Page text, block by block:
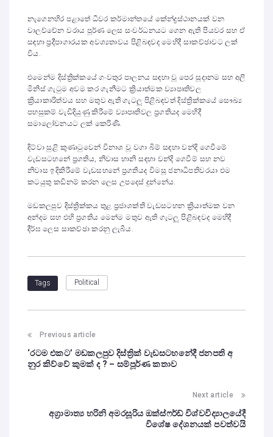
නැගෙනහිර පළාතේ ධීවර කර්මාන්තයේ කේන්ද්‍රස්ථානයක් වන
වාලච්චේන වරාය පූර්ණ ලෙස සංවර්ධනයට ගෙන ඇති පියවර සහ ඒ
සඳහා ප්‍රදීපාගාරයක අවශ්‍යතාවය පිළිබඳවද මෙහිදී සාකච්ඡාවට ලක්
විය.
එමෙන්ම දිස්ත්‍රික්කයේ ගංවතුර පාලනය සඳහා වූ පෙර සූදානම සහ අලි
මිනිස් ගැටුම අවම කර ගැනීමට ක්‍රියාත්මක ව්‍යාපෘතිවල
ක්‍රියාකාරිත්වය සහ මතුව ඇති ගැටලු පිළිබඳවත් දිස්ත්‍රික්කයේ සෞඛ්‍ය
පහසුකම් වැඩිදියුණු කිරීමේ ව්‍යාපෘතිවල ප්‍රගතියද මෙහිදී
සමාලෝචනයට ලක් කෙරිණි.
දිට්වා සුළි කුණාටුවෙන් විනාශ වූ වගා බිම් සඳහා වන්දි ගෙවීමේ
වැඩසටහනේ ප්‍රගතිය, නිවාස හානි සඳහා වන්දි ගෙවීම් සහ නව
නිවාස ඉදිකිරීමේ වැඩසහනේ ප්‍රගතියද විමසූ ජනාධිපතිවරයා එම
කටයුතු කඩිනම් කරන ලෙස උපදෙස් දුන්නේය.
මඩකලපුව දිස්ත්‍රික්කය තුළ ප්‍රජාශක්ති වැඩසටහන ක්‍රියාත්මක වන
අන්දම සහ එහි ප්‍රගතිය මෙන්ම මතුව ඇති ගැටලු පිළිබඳවද මෙහිදී
දීර්ඝ ලෙස සාකච්ඡා කරනු ලැබීය.
Tags Political
Previous article
‘රටම එකට’ මඩකලපුව දිස්ත්‍රික් වැඩසටහනේදී ජනපති අ
නුර කිව්වේ කුමක් ද ? – සම්පූර්ණ කතාව
Next article
අග්‍රාමාත්‍ය හරිනි අමරසූරිය ඔක්ස්ෆර්ඩ් විශ්වවිද්‍යාලයේදී
විශේෂ දේශනයක් පවත්වයි